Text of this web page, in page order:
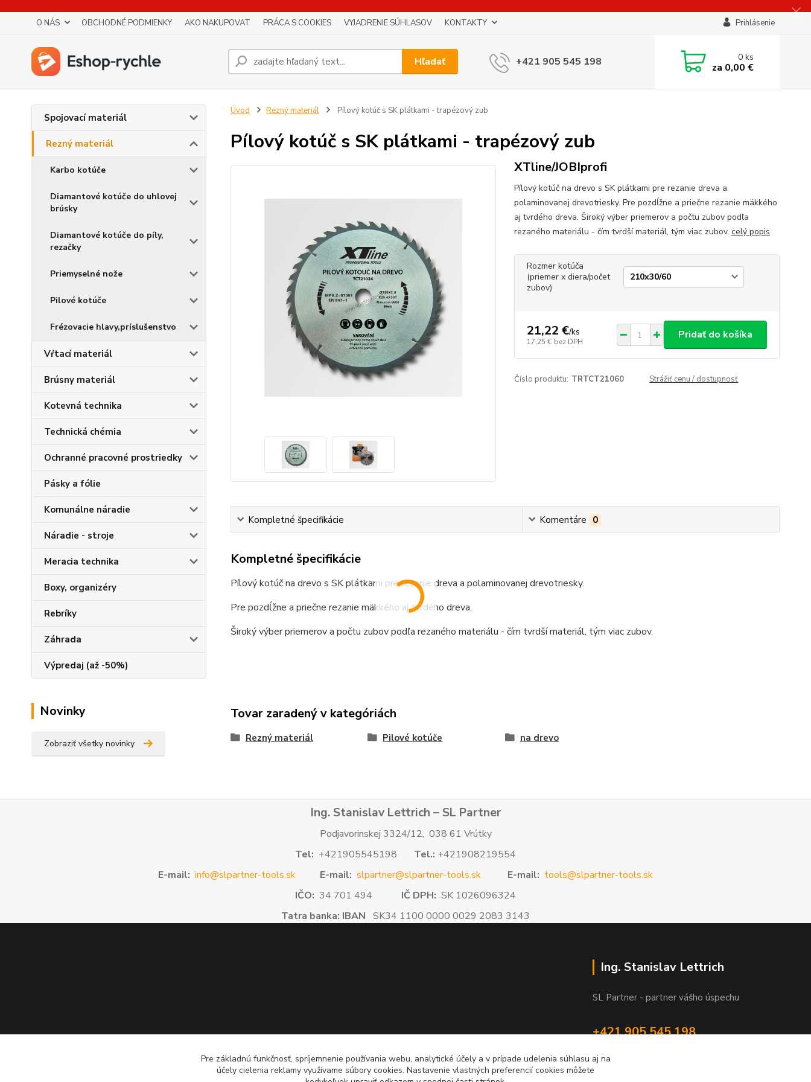
O NÁS OBCHODNÉ PODMIENKY AKO NAKUPOVAT PRÁCA S COOKIES VYJADRENIE SÚHLASOV KONTAKTY Prihlásenie
Hľadať +421 905 545 198 0ks
za 0,00 €
Spojovací materiál
Rezný materiál
Karbo kotúče
Diamantové kotúče do uhlovej
brúsky
Diamantové kotúče do píly,
rezačky
Priemyselné nože
Pilové kotúče
Frézovacie hlavy,príslušenstvo
Vŕtací materiál
Brúsny materiál
Kotevná technika
Technická chémia
Ochranné pracovné prostriedky
Pásky a fólie
Komunálne náradie
Náradie - stroje
Meracia technika
Boxy, organizéry
Rebríky
Záhrada
Výpredaj (až -50%)
Novinky
Zobraziť všetky novinky
Úvod Rezný materiál Pílový kotúč s SK plátkami - trapézový zub
Pílový kotúč s SK plátkami - trapézový zub
XTline/JOBIprofi
Pílový kotúč na drevo s SK plátkami pre rezanie dreva a
polaminovanej drevotriesky. Pre pozdĺžne a priečne rezanie mäkkého
aj tvrdého dreva. Široký výber priemerov a počtu zubov podľa
rezaného materiálu - čím tvrdší materiál, tým viac zubov. celý popis
Rozmer kotúča
(priemer x diera/počet
zubov)
21,22 €/ks
17,25 € bez DPH
Pridať do košíka
Číslo produktu: TRTCT21060 Strážiť cenu / dostupnosť
Kompletné špecifikácie Komentáre 0
Kompletné špecifikácie
Pílový kotúč na drevo s SK plátkami pre rezanie dreva a polaminovanej drevotriesky.
Pre pozdĺžne a priečne rezanie mäkkého aj tvrdého dreva.
Široký výber priemerov a počtu zubov podľa rezaného materiálu - čím tvrdší materiál, tým viac zubov.
Tovar zaradený v kategóriách
Rezný materiál Pilové kotúče na drevo
Ing. Stanislav Lettrich – SL Partner
Podjavorinskej 3324/12, 038 61 Vrútky
Tel: +421905545198 Tel.: +421908219554
E-mail: info@slpartner-tools.sk E-mail: slpartner@slpartner-tools.sk E-mail: tools@slpartner-tools.sk
IČO: 34 701 494 IČ DPH: SK 1026096324
Tatra banka: IBAN SK34 1100 0000 0029 2083 3143
Ing. Stanislav Lettrich
SL Partner - partner vášho úspechu
+421 905 545 198
Pre základnú funkčnosť, spríjemnenie používania webu, analytické účely a v prípade udelenia súhlasu aj na
účely cielenia reklamy využívame súbory cookies. Nastavenie vlastných preferencií cookies môžete